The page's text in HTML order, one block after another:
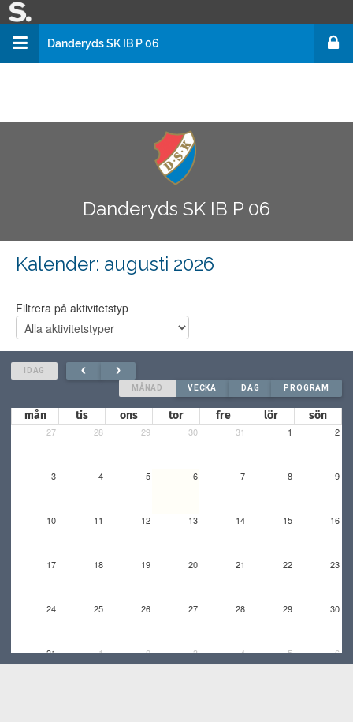
Danderyds SK FotbollDanderyds SK Innebandy Danderyds SK IB P 06
Danderyds SK IB P 06
Danderyds SK IB P 06
Kalender: augusti 2026
Filtrera på aktivitetstyp
IDAG
MÅNAD
VECKA DAG PROGRAM
mån tis ons tor fre lör sön
27 28 29 30 31 1 2
3 4 5 6 7 8 9
10 11 12 13 14 15 16
17 18 19 20 21 22 23
24 25 26 27 28 29 30
31 1 2 3 4 5 6